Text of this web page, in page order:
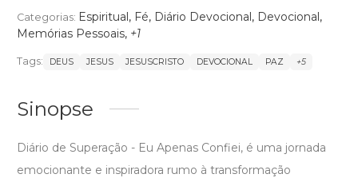
Categorias: Espiritual, Fé, Diário Devocional, Devocional,
Memórias Pessoais, +1
Tags: DEUS JESUS JESUSCRISTO DEVOCIONAL PAZ +5
Sinopse
Diário de Superação - Eu Apenas Confiei, é uma jornada
emocionante e inspiradora rumo à transformação